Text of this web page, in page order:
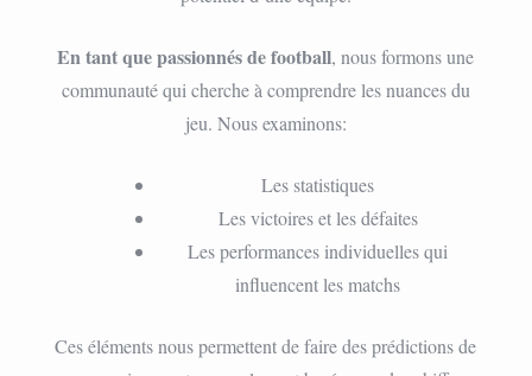
En tant que passionnés de football, nous formons une
communauté qui cherche à comprendre les nuances du
jeu. Nous examinons:
Les statistiques
Les victoires et les défaites
Les performances individuelles qui
influencent les matchs
Ces éléments nous permettent de faire des prédictions de